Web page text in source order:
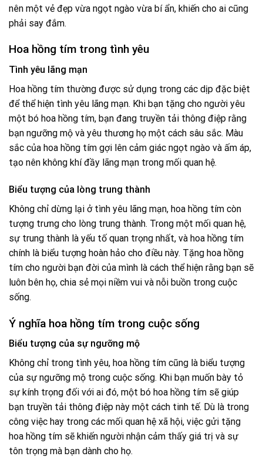
nên một vẻ đẹp vừa ngọt ngào vừa bí ẩn, khiến cho ai cũng
phải say đắm.
Hoa hồng tím trong tình yêu
Tình yêu lãng mạn
Hoa hồng tím thường được sử dụng trong các dịp đặc biệt
để thể hiện tình yêu lãng mạn. Khi bạn tặng cho người yêu
một bó hoa hồng tím, bạn đang truyền tải thông điệp rằng
bạn ngưỡng mộ và yêu thương họ một cách sâu sắc. Màu
sắc của hoa hồng tím gợi lên cảm giác ngọt ngào và ấm áp,
tạo nên không khí đầy lãng mạn trong mối quan hệ.
Biểu tượng của lòng trung thành
Không chỉ dừng lại ở tình yêu lãng mạn, hoa hồng tím còn
tượng trưng cho lòng trung thành. Trong một mối quan hệ,
sự trung thành là yếu tố quan trọng nhất, và hoa hồng tím
chính là biểu tượng hoàn hảo cho điều này. Tặng hoa hồng
tím cho người bạn đời của mình là cách thể hiện rằng bạn sẽ
luôn bên họ, chia sẻ mọi niềm vui và nỗi buồn trong cuộc
sống.
Ý nghĩa hoa hồng tím trong cuộc sống
Biểu tượng của sự ngưỡng mộ
Không chỉ trong tình yêu, hoa hồng tím cũng là biểu tượng
của sự ngưỡng mộ trong cuộc sống. Khi bạn muốn bày tỏ
sự kính trọng đối với ai đó, một bó hoa hồng tím sẽ giúp
bạn truyền tải thông điệp này một cách tinh tế. Dù là trong
công việc hay trong các mối quan hệ xã hội, việc gửi tặng
hoa hồng tím sẽ khiến người nhận cảm thấy giá trị và sự
tôn trọng mà bạn dành cho họ.